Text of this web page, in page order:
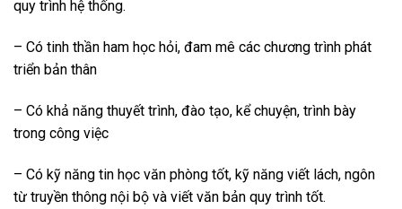
quy trình hệ thống.
– Có tinh thần ham học hỏi, đam mê các chương trình phát
triển bản thân
– Có khả năng thuyết trình, đào tạo, kể chuyện, trình bày
trong công việc
– Có kỹ năng tin học văn phòng tốt, kỹ năng viết lách, ngôn
từ truyền thông nội bộ và viết văn bản quy trình tốt.